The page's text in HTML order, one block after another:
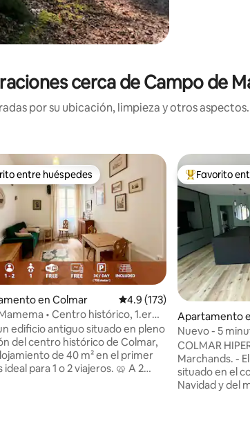
cerca de Campo de
por su ubicación, limpieza y otros aspectos.
4.97 de 5, 155 reseñas
entre huéspedes
entre huéspedes
en Colmar Calificación promedio: 4.9
4.9 (173)
• Centro histórico, 1.er
Fiedificio antiguo situado en pleno
del centro histórico de Colmar,
de 40 m² en el primer
para 1 o 2 viajeros. 🥨 A 2
Favorito entre
Favorito
Apartamento
Nuevo - 5
Navidad
COLMAR
Marchands. - El apartamento está
situado en el
Navidad y del